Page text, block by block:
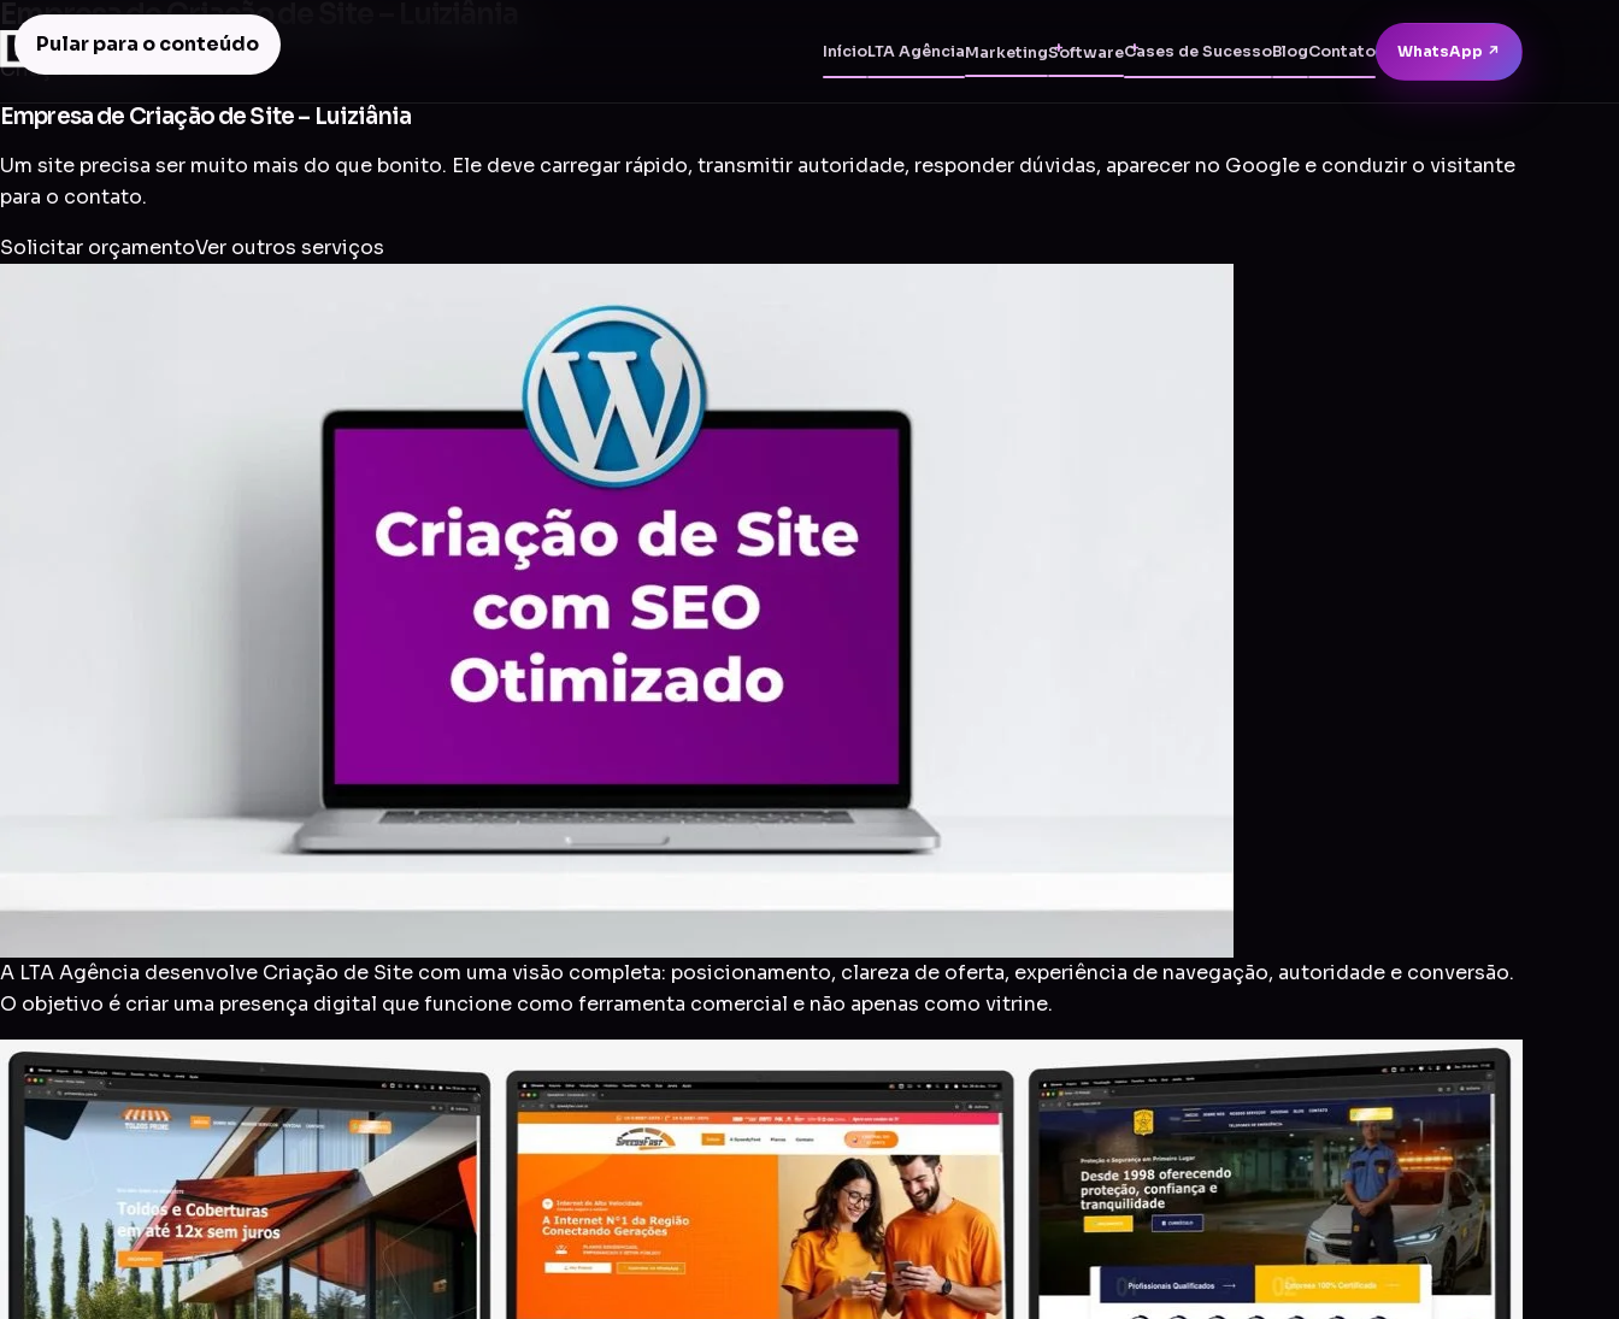
Pular para o conteúdo InícioLTA AgênciaMarketingSoftwareCases de SucessoBlogContato WhatsApp ↗
Empresa de Criação de Site – Luiziânia
Criação de Site
Empresa de Criação de Site – Luiziânia
Um site precisa ser muito mais do que bonito. Ele deve carregar rápido, transmitir autoridade, responder dúvidas, aparecer no Google e conduzir o visitante
para o contato.
Solicitar orçamentoVer outros serviços
A LTA Agência desenvolve Criação de Site com uma visão completa: posicionamento, clareza de oferta, experiência de navegação, autoridade e conversão.
O objetivo é criar uma presença digital que funcione como ferramenta comercial e não apenas como vitrine.